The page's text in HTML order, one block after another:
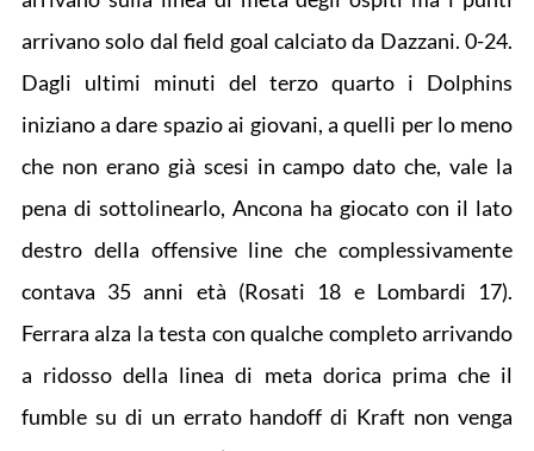
arrivano solo dal field goal calciato da Dazzani. 0-24.
Dagli ultimi minuti del terzo quarto i Dolphins
iniziano a dare spazio ai giovani, a quelli per lo meno
che non erano già scesi in campo dato che, vale la
pena di sottolinearlo, Ancona ha giocato con il lato
destro della offensive line che complessivamente
contava 35 anni età (Rosati 18 e Lombardi 17).
Ferrara alza la testa con qualche completo arrivando
a ridosso della linea di meta dorica prima che il
fumble su di un errato handoff di Kraft non venga